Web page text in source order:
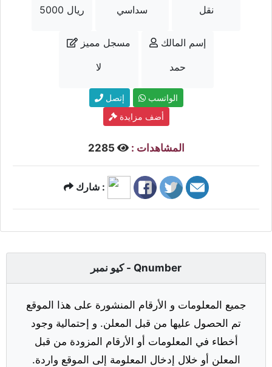
5000 ريال
سداسي
نقل
مسجل مميز
لا
إسم المالك
حمد
إتصل
الواتسب
أضف مزايدة
المشاهدات :
شارك :
كيو نمبر - Qnumber
جميع المعلومات و الأرقام المنشورة على هذا الموقع
تم الحصول عليها من قبل المعلن. و إحتمالية وجود
أخطاء في المعلومات أو الأرقام المزودة من قبل
المعلن أو خلال إدخال المعلومة إلى الموقع واردة.